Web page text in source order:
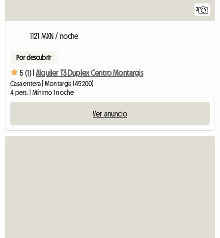
3
1121 MXN / noche
Por descubrir
5 (1) | Alquiler T3 Duplex Centro Montargis
Casa entera | Montargis (45200)
4 pers. | Mínimo 1 noche
Ver anuncio